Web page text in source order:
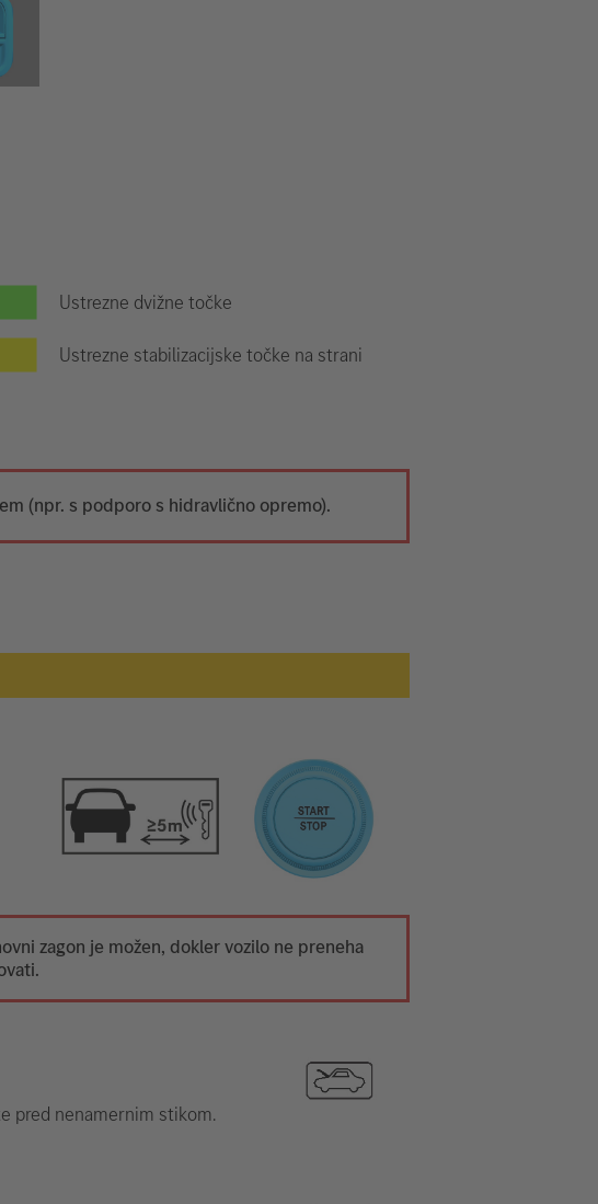
Ustrezne dvižne točke
Ustrezne stabilizacijske točke na strani
(npr. s podporo s hidravlično opremo).
zagon je možen, dokler vozilo ne preneha
pred nenamernim stikom.